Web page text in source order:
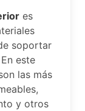
es
soportar
este
las más
y otros